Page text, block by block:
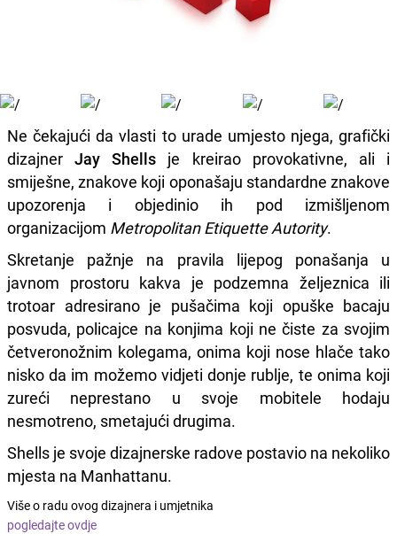
Ne čekajući da vlasti to urade umjesto njega, grafički
dizajnerJay Shells je kreirao provokativne, ali i
smiješne, znakove koji oponašaju standardne znakove
upozorenja i objedinio ih pod izmišljenom
organizacijom Metropolitan Etiquette Autority.
Skretanje pažnje na pravila lijepog ponašanja u
javnom prostoru kakva je podzemna željeznica ili
trotoar adresirano je pušačima koji opuške bacaju
posvuda, policajce na konjima koji ne čiste za svojim
četveronožnim kolegama, onima koji nose hlače tako
nisko da im možemo vidjeti donje rublje, te onima koji
zureći neprestano u svoje mobitele hodaju
nesmotreno, smetajući drugima.
Shells je svoje dizajnerske radove postavio na nekoliko
mjesta na Manhattanu.
Više o radu ovog dizajnera i umjetnika
pogledajte ovdje